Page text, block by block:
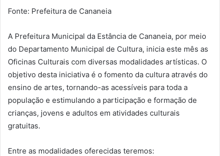
Fonte: Prefeitura de Cananeia
A Prefeitura Municipal da Estância de Cananeia, por meio
do Departamento Municipal de Cultura, inicia este mês as
Oficinas Culturais com diversas modalidades artísticas. O
objetivo desta iniciativa é o fomento da cultura através do
ensino de artes, tornando-as acessíveis para toda a
população e estimulando a participação e formação de
crianças, jovens e adultos em atividades culturais
gratuitas.
Entre as modalidades oferecidas teremos: